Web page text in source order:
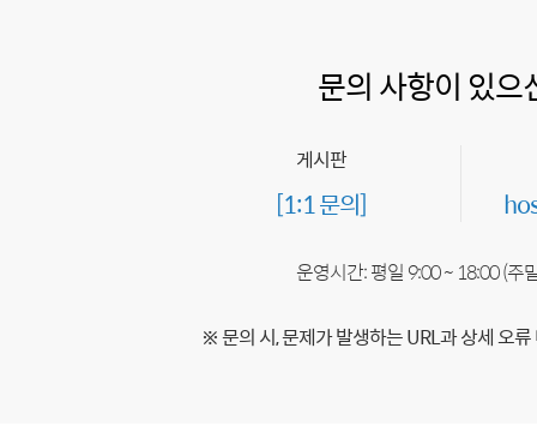
문의 사항이 있으
게시판
[1:1 문의]
운영시간: 평일 9:00 ~ 18:00 (주
※ 문의 시, 문제가 발생하는 URL과 상세 오